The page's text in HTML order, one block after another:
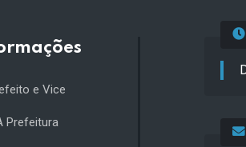
e Vice
Prefeitura